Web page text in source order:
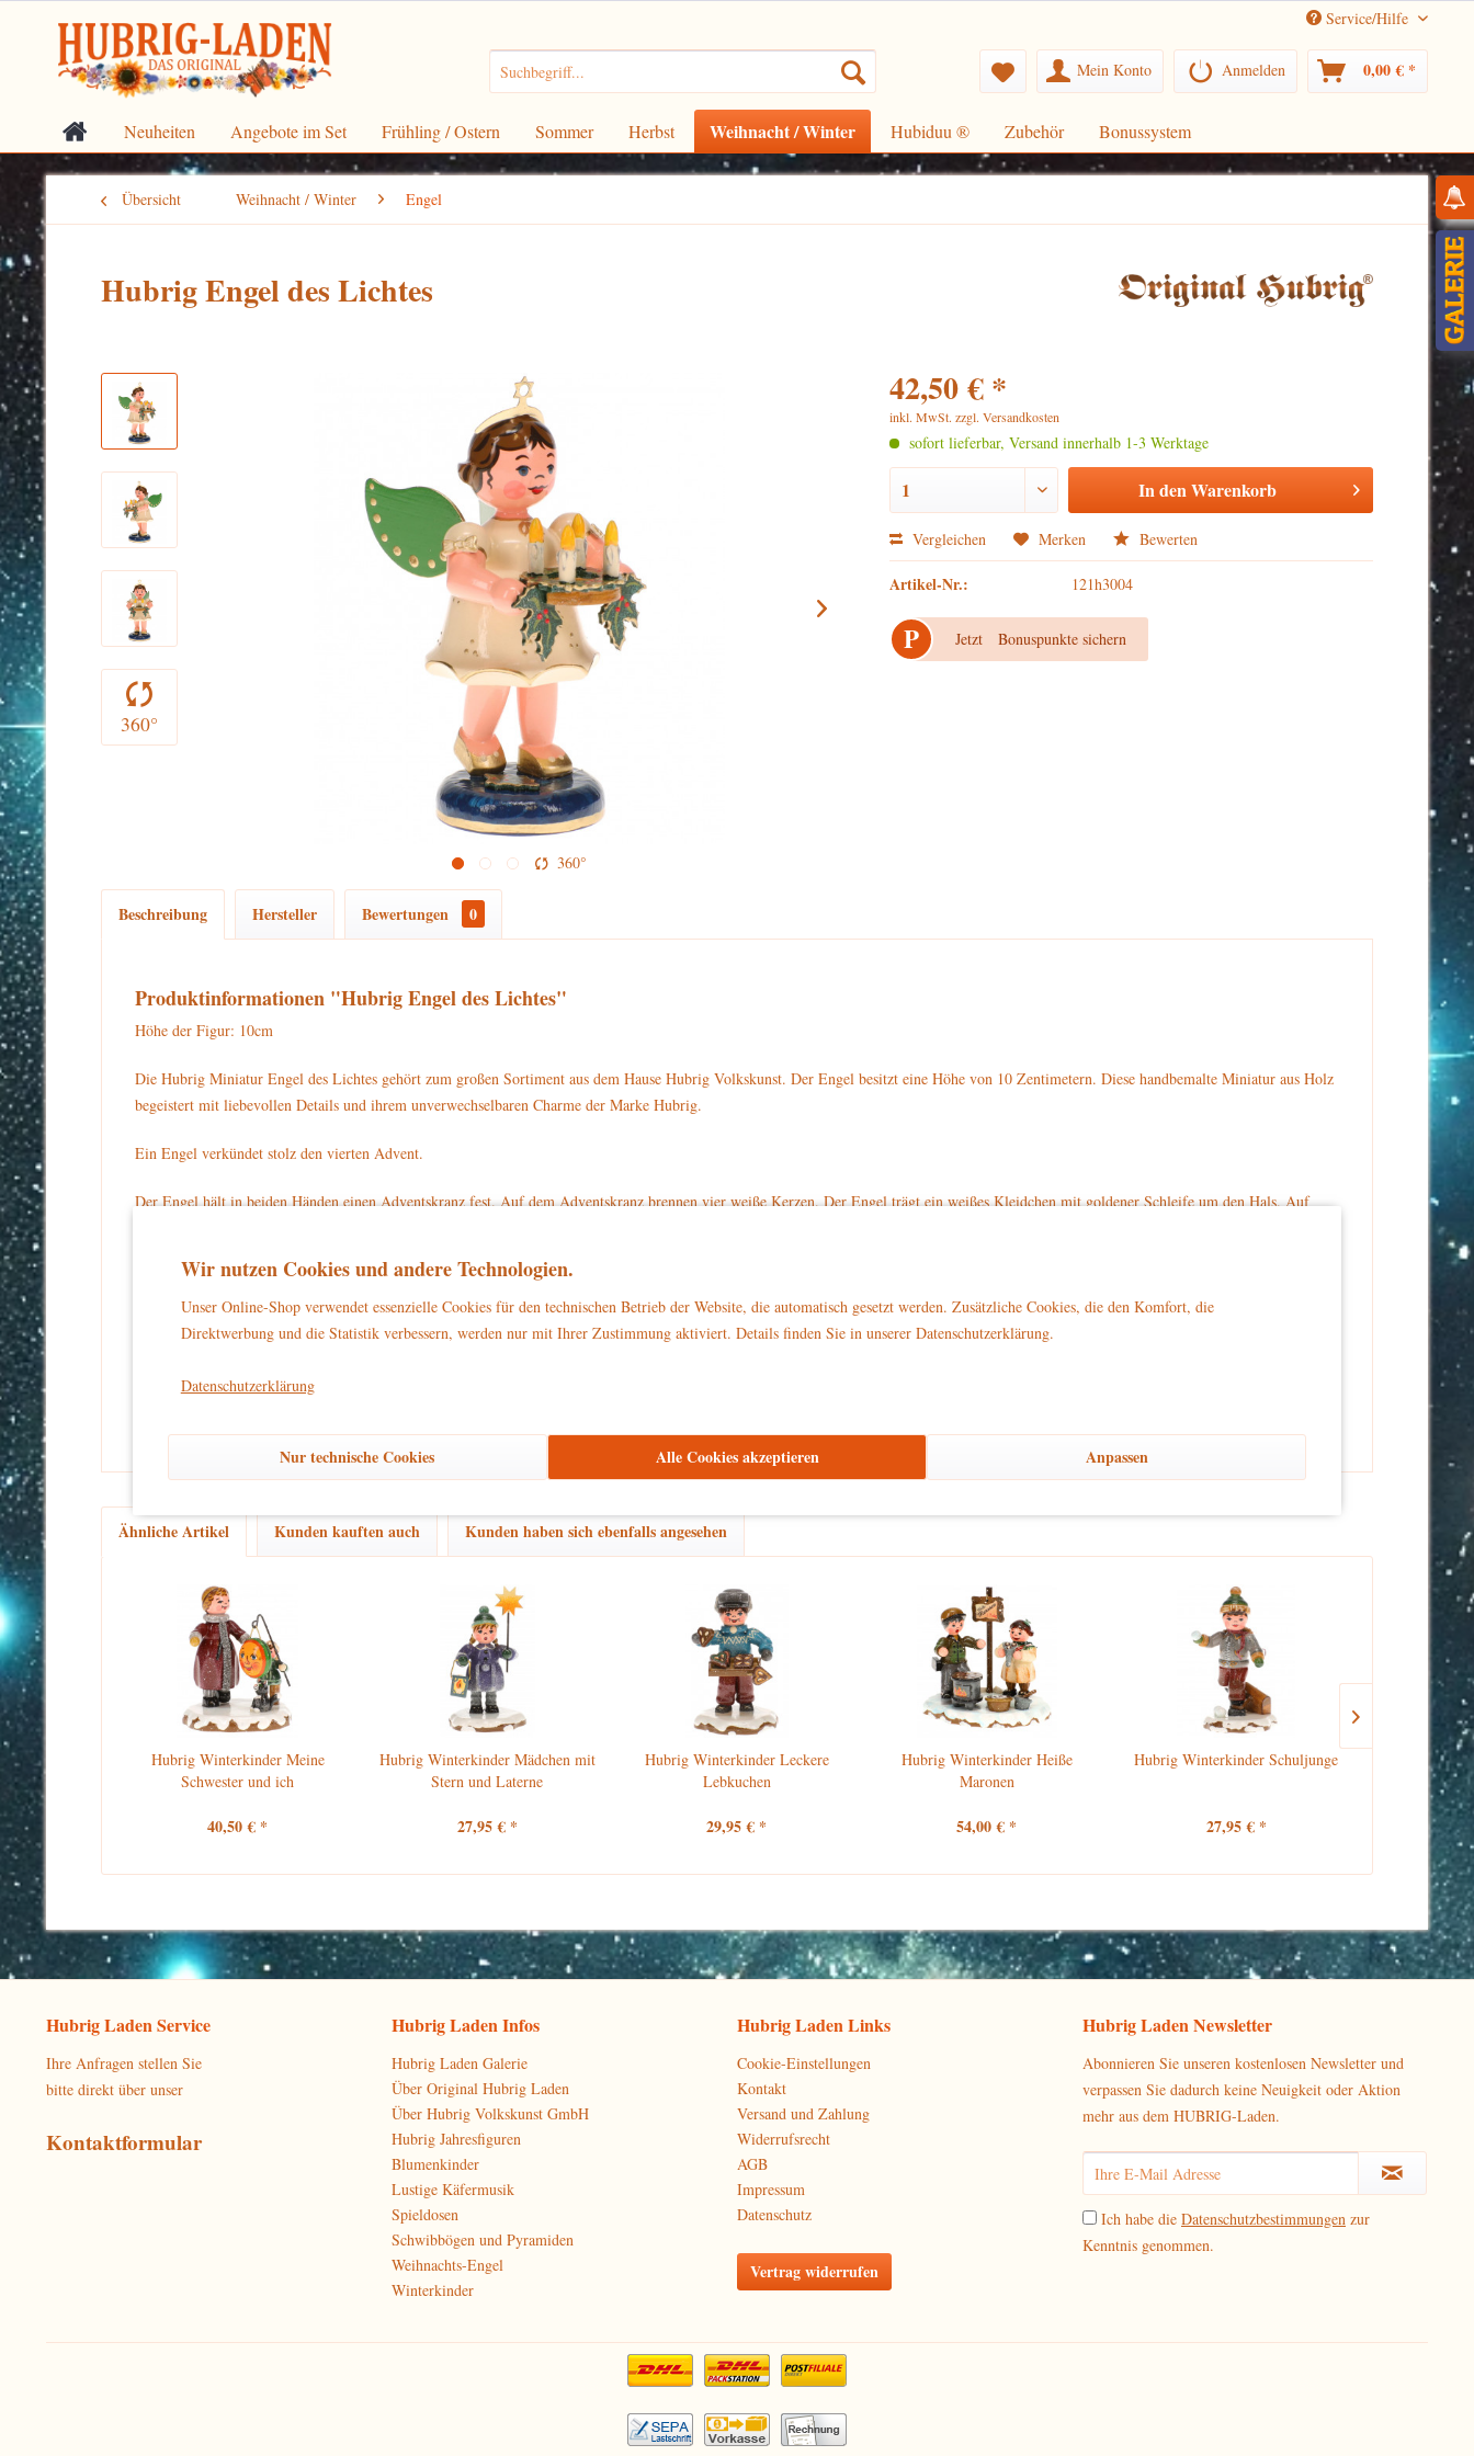
Service/Hilfe
Mein Konto Anmelden 0,00 € *
Neuheiten Angebote im Set Frühling / Ostern Sommer Herbst Weihnacht / Winter Hubiduu ® Zubehör Bonussystem
Übersicht Weihnacht / Winter Engel
Hubrig Engel des Lichtes
360°
360°
42,50 € *
inkl. MwSt.zzgl. Versandkosten
sofort lieferbar, Versand innerhalb 1-3 Werktage
In denWarenkorb
Vergleichen Merken Bewerten
Artikel-Nr.: 121h3004
P Jetzt Bonuspunkte sichern
Beschreibung Hersteller Bewertungen 0
Produktinformationen "Hubrig Engel des Lichtes"
Höhe der Figur: 10cm
Die Hubrig Miniatur Engel des Lichtes gehört zum großen Sortiment aus dem Hause Hubrig Volkskunst. Der Engel besitzt eine Höhe von 10 Zentimetern. Diese handbemalte Miniatur aus Holz
begeistert mit liebevollen Details und ihrem unverwechselbaren Charme der Marke Hubrig.
Ein Engel verkündet stolz den vierten Advent.
Der Engel hält in beiden Händen einen Adventskranz fest. Auf dem Adventskranz brennen vier weiße Kerzen. Der Engel trägt ein weißes Kleidchen mit goldener Schleife um den Hals. Auf
Für Ihre Sammlung können Sie die Hubrig Miniatur Engel des Lichtes mit der Artikelnummer 121h3004 direkt auf www.hubrig-laden.de bestellen.
Dieses Produkt ist kein Spielzeug
Ähnliche Artikel Kunden kauften auch Kunden haben sich ebenfalls angesehen
Hubrig Winterkinder Meine
Schwester und ich
40,50 € *
Hubrig Winterkinder Mädchen mit
Stern und Laterne
27,95 € *
Hubrig Winterkinder Leckere
Lebkuchen
29,95 € *
Hubrig Winterkinder Heiße
Maronen
54,00 € *
Hubrig Winterkinder Schuljunge
27,95 € *
Hubrig Laden Service
Ihre Anfragen stellen Sie
bitte direkt über unser
Kontaktformular
Hubrig Laden Infos
Hubrig Laden Galerie
Über Original Hubrig Laden
Über Hubrig Volkskunst GmbH
Hubrig Jahresfiguren
Blumenkinder
Lustige Käfermusik
Spieldosen
Schwibbögen und Pyramiden
Weihnachts-Engel
Winterkinder
Hubrig Laden Links
Cookie-Einstellungen
Kontakt
Versand und Zahlung
Widerrufsrecht
AGB
Impressum
Datenschutz
Vertrag widerrufen
Hubrig Laden Newsletter
Abonnieren Sie unseren kostenlosen Newsletter und
verpassen Sie dadurch keine Neuigkeit oder Aktion
mehr aus dem HUBRIG-Laden.
Ich habe die Datenschutzbestimmungen zur
Kenntnis genommen.
Wir nutzen Cookies und andere Technologien.
Unser Online-Shop verwendet essenzielle Cookies für den technischen Betrieb der Website, die automatisch gesetzt werden. Zusätzliche Cookies, die den Komfort, die
Direktwerbung und die Statistik verbessern, werden nur mit Ihrer Zustimmung aktiviert. Details finden Sie in unserer Datenschutzerklärung.
Datenschutzerklärung
Nur technische Cookies Alle Cookies akzeptieren Anpassen